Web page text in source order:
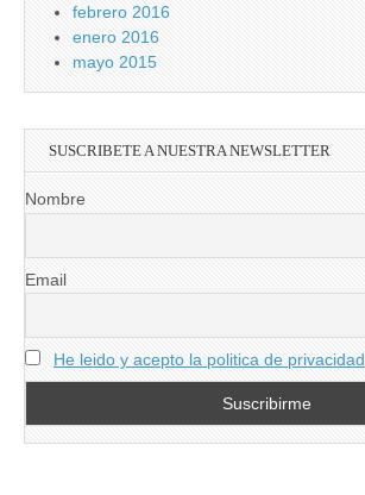
febrero 2016
enero 2016
mayo 2015
SUSCRIBETE A NUESTRA NEWSLETTER
Nombre
Email
He leido y acepto la politica de privacidad